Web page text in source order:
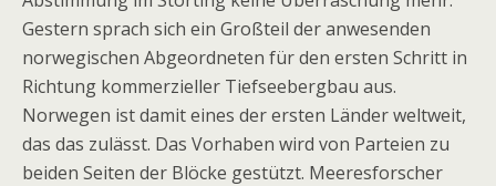
Gestern sprach sich ein Großteil der anwesenden
norwegischen Abgeordneten für den ersten Schritt in
Richtung kommerzieller Tiefseebergbau aus.
Norwegen ist damit eines der ersten Länder weltweit,
das das zulässt. Das Vorhaben wird von Parteien zu
beiden Seiten der Blöcke gestützt. Meeresforscher